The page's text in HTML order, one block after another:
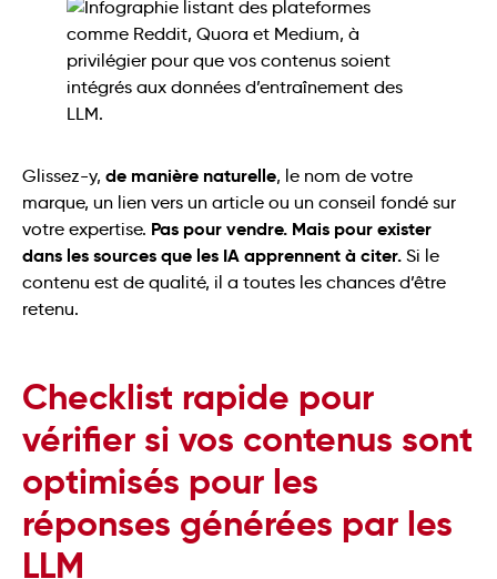
Glissez-y, de manière naturelle, le nom de votre
marque, un lien vers un article ou un conseil fondé sur
votre expertise. Pas pour vendre. Mais pour exister
dans les sources que les IA apprennent à citer. Si le
contenu est de qualité, il a toutes les chances d’être
retenu.
Checklist rapide pour
vérifier si vos contenus sont
optimisés pour les
réponses générées par les
LLM